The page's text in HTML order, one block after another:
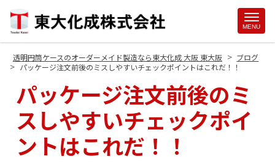
MENU
透明円筒ケースのオーダーメイド製造なら東大化成 大阪 東大阪 > ブログ
> パッケージ注文前後のミスしやすいチェックポイントはこれだ！！
パッケージ注文前後のミ
スしやすいチェックポイ
ントはこれだ！！
Site
Footer